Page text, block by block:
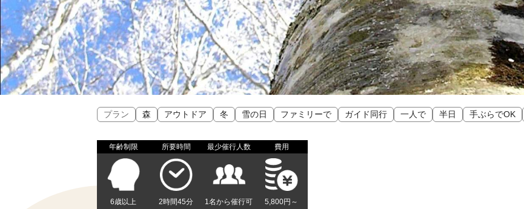
プラン 森 アウトドア 冬 雪の日 ファミリーで ガイド同行 一人で 半日 手ぶらでOK
年齢制限
6歳以上
所要時間
2時間45分
最少催行人数
1名から催行可
費用
5,800円～